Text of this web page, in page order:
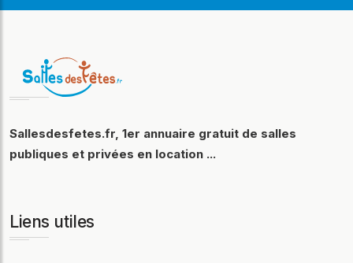
Sallesdesfetes.fr, 1er annuaire gratuit de salles
publiques et privées en location ...
Liens utiles